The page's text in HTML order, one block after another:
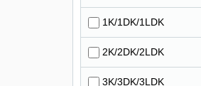
1K/1DK/1LDK
2K/2DK/2LDK
3K/3DK/3LDK